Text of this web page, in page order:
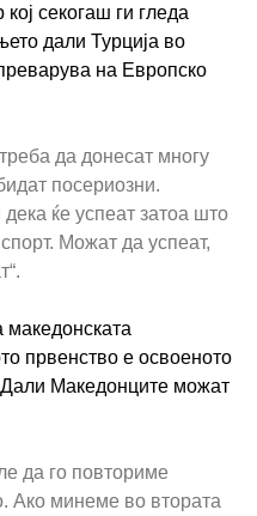
секогаш ги гледа
дали Турција во
на Европско
да донесат многу
посериозни.
ќе успеат затоа што
Можат да успеат,
македонската
првенство е освоеното
Дали Македонците можат
да го повториме
Ако минеме во втората